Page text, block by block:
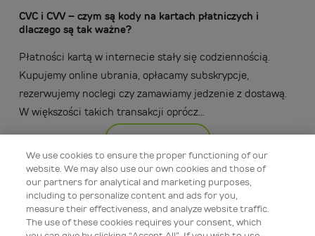
CVC i CVV – czym są kody na kartach płatniczych i
dlaczego są tak ważne?
Płatności kartą w internecie stały się codziennością.
Kupujemy online ubrania, opłacamy subskrypcje,
rezerwujemy noclegi czy zamawiamy jedzenie z dostawą.
W większości takich transakcji oprócz...
Więcej
We use cookies to ensure the proper functioning of our
website. We may also use our own cookies and those of
our partners for analytical and marketing purposes,
including to personalize content and ads for you,
measure their effectiveness, and analyze website traffic.
The use of these cookies requires your consent, which